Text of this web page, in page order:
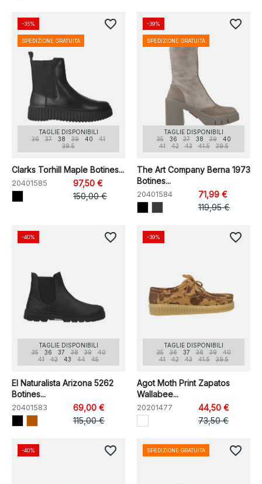
TAGLIE DISPONIBILI
36
37 38 39 40
41
39.5
Clarks Torhill Maple Botines...
20401585
97,50 €
150,00 €
-35%
SPEDIZIONE GRATUITA
favorite_border
TAGLIE DISPONIBILI
35
36 37 38 39
40
41
42 43 41.5 39.5
The Art Company Berna 1973
Botines...
20401584
71,99 €
119,95 €
-39%
SPEDIZIONE GRATUITA
favorite_border
TAGLIE DISPONIBILI
35
36 37 38 39
40
41
42 43 44 45
El Naturalista Arizona 5262
Botines...
20401583
69,00 €
115,00 €
-40% favorite_border
TAGLIE DISPONIBILI
35
36 37 38 39
40
41
42 43 41.5 39.5
Agot Moth Print Zapatos
Wallabee...
20201477
44,50 €
73,50 €
-39% favorite_border
-40% favorite_border SPEDIZIONE GRATUITA favorite_border